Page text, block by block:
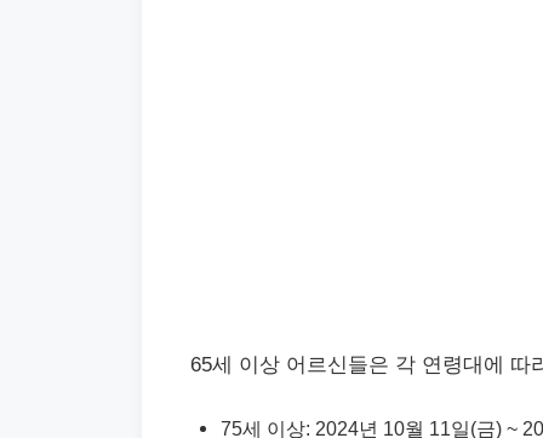
65세 이상 어르신들은 각 연령대에 따
75세 이상: 2024년 10월 11일(금) ~